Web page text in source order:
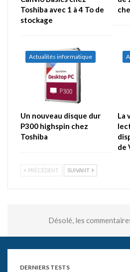
Toshiba avec 1 à 4 To de
stockage
Actualités informatique
Un nouveau disque dur
P300 highspin chez
Toshiba
La
de
PRÉCÉDENT SUIVANT
Désolé, les
DERNIERS TESTS